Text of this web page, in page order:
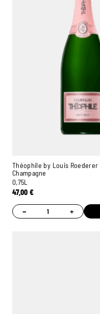
Théophile by Louis Roederer
Champagne
0,75L
47,00€
− +